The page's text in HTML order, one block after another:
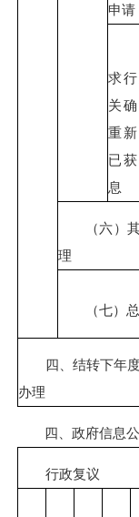
申请
求
关
重
已
息
（六）
理
（七）
四、结转下年
办理
四、政府信息公
行政复议